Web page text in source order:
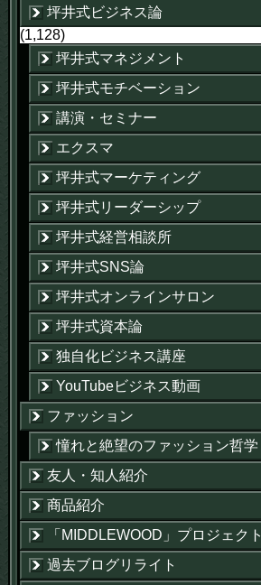
坪井式ビジネス論
(1,128)
坪井式マネジメント
坪井式モチベーション
講演・セミナー
エクスマ
坪井式マーケティング
坪井式リーダーシップ
坪井式経営相談所
坪井式SNS論
坪井式オンラインサロン
坪井式資本論
独自化ビジネス講座
YouTubeビジネス動画
ファッション
憧れと絶望のファッション哲学
友人・知人紹介
商品紹介
「MIDDLEWOOD」プロジェクト
過去ブログリライト